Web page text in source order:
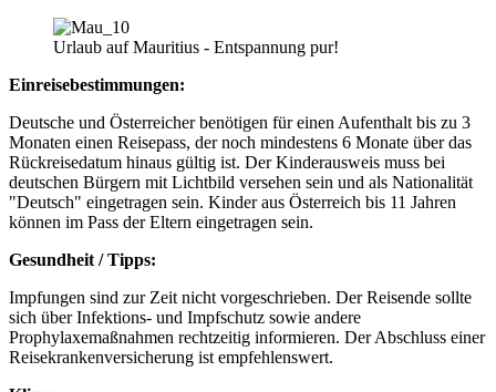
Urlaub auf Mauritius - Entspannung pur!
Einreisebestimmungen:
Deutsche und Österreicher benötigen für einen Aufenthalt bis zu 3
Monaten einen Reisepass, der noch mindestens 6 Monate über das
Rückreisedatum hinaus gültig ist. Der Kinderausweis muss bei
deutschen Bürgern mit Lichtbild versehen sein und als Nationalität
"Deutsch" eingetragen sein. Kinder aus Österreich bis 11 Jahren
können im Pass der Eltern eingetragen sein.
Gesundheit / Tipps:
Impfungen sind zur Zeit nicht vorgeschrieben. Der Reisende sollte
sich über Infektions- und Impfschutz sowie andere
Prophylaxemaßnahmen rechtzeitig informieren. Der Abschluss einer
Reisekrankenversicherung ist empfehlenswert.